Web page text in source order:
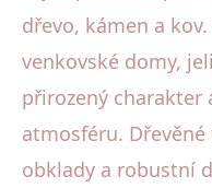
dřevo, kámen a
venkovské domy,
přirozený charakter
atmosféru.
obklady a robustní